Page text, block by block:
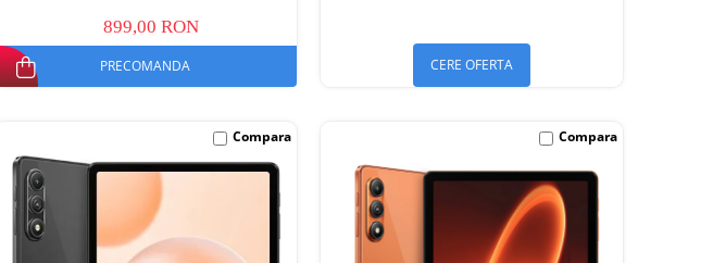
899,00 RON
PRECOMANDA CERE OFERTA
Compara Compara